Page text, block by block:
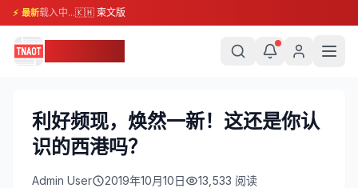
⚡ 最新载入中...🇰🇭 柬文版
利好频现，焕然一新！这还是你认
识的西港吗？
Admin User 2019年10月10日 13,533 阅读